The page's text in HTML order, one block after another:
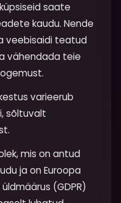
saate
kaudu. Nende
veebisaidi teatud
vähendada teie
varieerub
sõltuvalt
mis on antud
ja on Euroopa
(GDPR)